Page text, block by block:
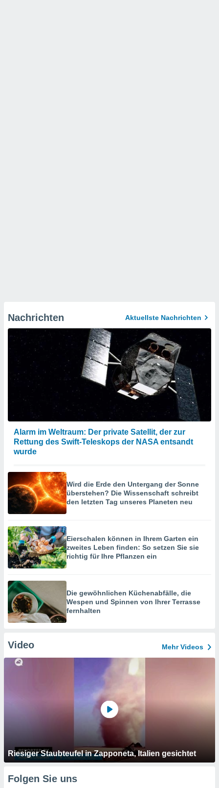
Nachrichten Aktuellste Nachrichten
Alarm im Weltraum: Der private Satellit, der zur
Rettung des Swift-Teleskops der NASA entsandt
wurde
Wird die Erde den Untergang der Sonne
überstehen? Die Wissenschaft schreibt
den letzten Tag unseres Planeten neu
Eierschalen können in Ihrem Garten ein
zweites Leben finden: So setzen Sie sie
richtig für Ihre Pflanzen ein
Die gewöhnlichen Küchenabfälle, die
Wespen und Spinnen von Ihrer Terrasse
fernhalten
Video Mehr Videos
Riesiger Staubteufel in Zapponeta, Italien gesichtet
Folgen Sie uns